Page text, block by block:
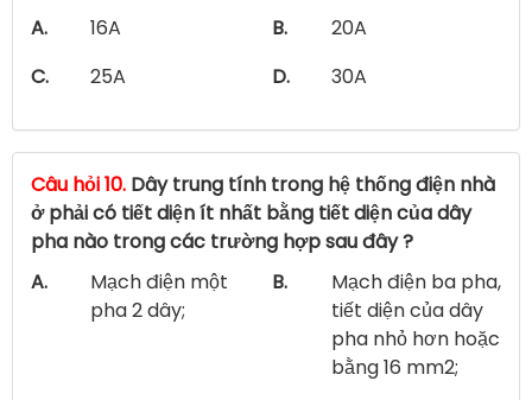
A.
16A B.
20A
C.
25A D. 30A
Câu hỏi 10. Dây trung tính trong hệ thống điện nhà
ở phải có tiết diện ít nhất bằng tiết diện của dây
pha nào trong các trường hợp sau đây ?
A.
Mạch điện một
pha 2 dây;
B.
Mạch điện ba pha,
tiết diện của dây
pha nhỏ hơn hoặc
bằng 16 mm2;